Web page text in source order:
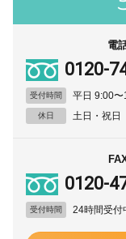
電
0120-
受付時間 平日 9:00
休日 土日・祝日
0120-
受付時間 24時間受付